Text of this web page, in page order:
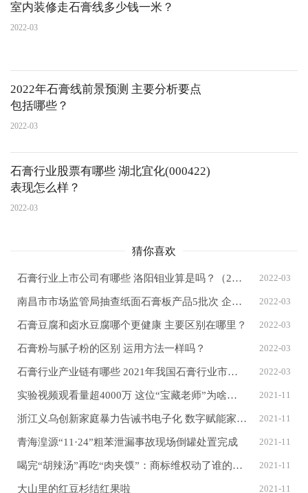
室内装修走石膏线多少钱一米？
2022-03
2022年石膏线前景预测 主要分析要点
包括哪些？
2022-03
石膏行业股票有哪些 湖北宜化(000422)
表现怎么样？
2022-03
猜你喜欢
石膏行业上市公司有哪些 洛阳钼业算是吗？（2022/3/11） 2022-03
南昌市市场监管局抽查纸面石膏板产品5批次 企业合格率80% 2022-03
石膏豆腐和卤水豆腐哪个更健康 主要区别在哪里？ 2022-03
石膏粉与腻子粉的区别 运用方法一样吗？ 2022-03
石膏行业产业链有哪些 2021年我国石膏行业市场现状分析 2022-03
实验视频观看量超4000万 这位“宝藏老师”为啥火了？ 2021-11
浙江义乌创新家庭暴力告诫书电子化 数字赋能家暴警情 2021-11
青海湟源“11·24”粗苯泄漏事故现场倒罐处置完成 2021-11
喝完“胡辣汤”再吃“肉夹馍”：商标维权动了谁的“奶酪”？ 2021-11
大山里的红豆杉结红果啦 2021-11